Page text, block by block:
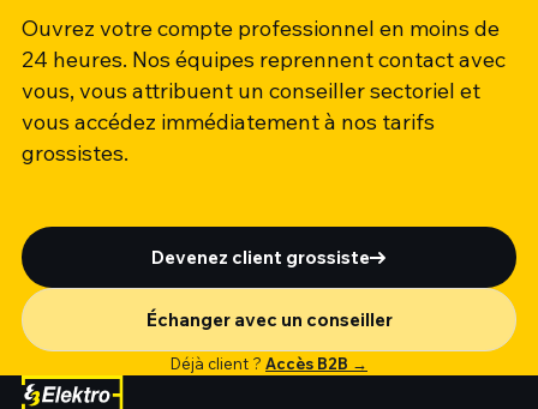
Ouvrez votre compte professionnel en moins de
24 heures. Nos équipes reprennent contact avec
vous, vous attribuent un conseiller sectoriel et
vous accédez immédiatement à nos tarifs
grossistes.
Devenez client grossiste
Échanger avec un conseiller
Déjà client ? Accès B2B →